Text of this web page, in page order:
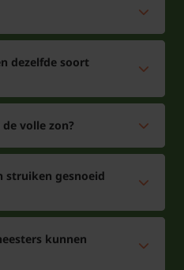
dezelfde soort
volle zon?
struiken gesnoeid
kunnen